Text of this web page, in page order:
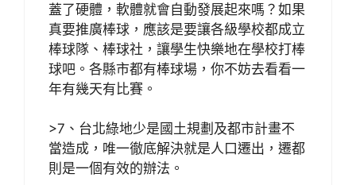
蓋了硬體，軟體就會自動發展起來嗎？如果
真要推廣棒球，應該是要讓各級學校都成立
棒球隊、棒球社，讓學生快樂地在學校打棒
球吧。各縣市都有棒球場，你不妨去看看一
年有幾天有比賽。
>7、台北綠地少是國土規劃及都市計畫不
當造成，唯一徹底解決就是人口遷出，遷都
則是一個有效的辦法。